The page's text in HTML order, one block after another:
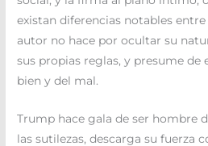
existan diferencias notables
autor no hace por ocultar su
sus propias reglas, y presume de
bien y del mal.
Trump hace gala de ser hombre
las sutilezas, descarga su fuerza